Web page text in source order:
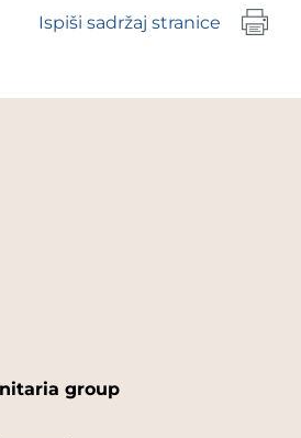
Ispiši sadržaj stranice
group